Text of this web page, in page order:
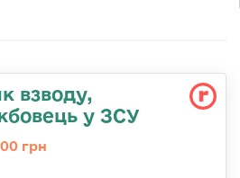
взводу,
у ЗСУ
грн